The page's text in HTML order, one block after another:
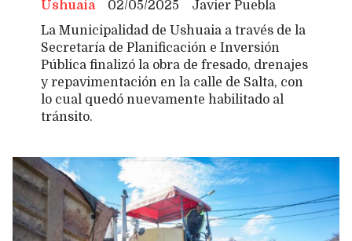
Javier Puebla
Ushuaia
02/05/2025
La Municipalidad de Ushuaia a través de la
Secretaría de Planificación e Inversión
Pública finalizó la obra de fresado, drenajes
y repavimentación en la calle de Salta, con
lo cual quedó nuevamente habilitado al
tránsito.